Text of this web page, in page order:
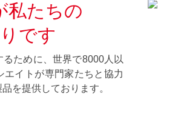
私たちの
です
ために、世界で8000人以
イトが専門家たちと協力
を提供しております。